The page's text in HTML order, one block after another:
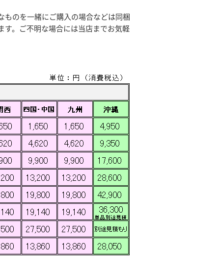
ものを一緒にご購入の場合などは同梱
す。ご不明な場合には当店までお気軽